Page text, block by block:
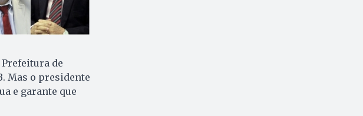
de
Mas o presidente
e garante que